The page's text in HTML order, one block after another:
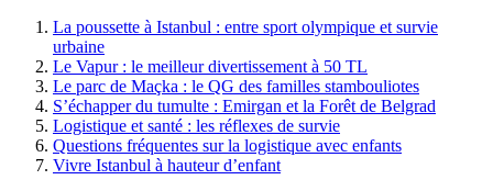
La poussette à Istanbul : entre sport olympique et survie
urbaine
Le Vapur : le meilleur divertissement à 50 TL
Le parc de Maçka : le QG des familles stambouliotes
S’échapper du tumulte : Emirgan et la Forêt de Belgrad
Logistique et santé : les réflexes de survie
Questions fréquentes sur la logistique avec enfants
Vivre Istanbul à hauteur d’enfant